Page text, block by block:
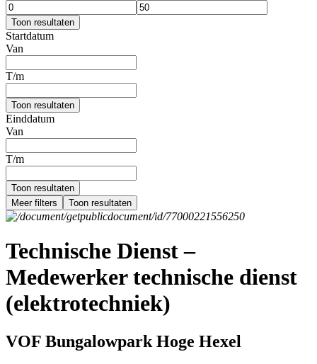
Toon resultaten
Startdatum
Van
T/m
Toon resultaten
Einddatum
Van
T/m
Toon resultaten
Meer filters
Toon resultaten
Technische Dienst –
Medewerker technische dienst
(elektrotechniek)
VOF Bungalowpark Hoge Hexel